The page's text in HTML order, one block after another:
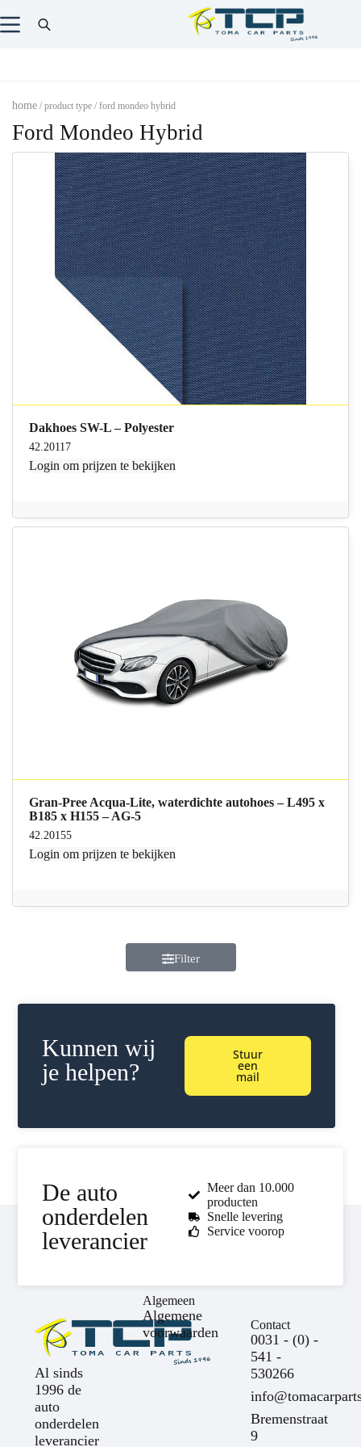
home / product type / ford mondeo hybrid
Ford Mondeo Hybrid
Dakhoes SW-L – Polyester
42.20117
Login om prijzen te bekijken
Gran-Pree Acqua-Lite, waterdichte autohoes – L495 x
B185 x H155 – AG-5
42.20155
Login om prijzen te bekijken
Filter
Kunnen wij
je helpen?
Stuur
een
mail
De auto
onderdelen
leverancier
Meer dan 10.000
producten
Snelle levering
Service voorop
Al sinds
1996 de
auto
onderdelen
leverancier
Algemeen
Algemene
voorwaarden
Contact
0031 - (0) -
541 -
530266
Bremenstraat
9